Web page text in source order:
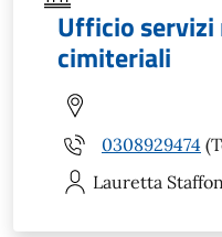
Ufficio servizi
cimiteriali
0308929474
Lauretta